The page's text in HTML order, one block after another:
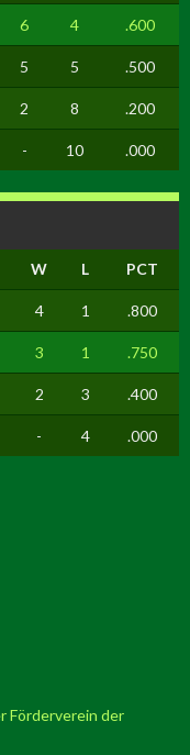
6 4 .600
5 5 .500
2 8 .200
- 10 .000
W L PCT
4 1 .800
3 1 .750
2 3 .400
- 4 .000